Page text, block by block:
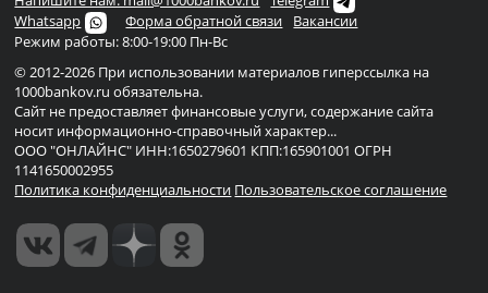
Whatsapp
Форма обратной связи
Вакансии
Режим работы: 8:00-19:00 Пн-Вс
© 2012-2026 При использовании материалов гиперссылка на
1000bankov.ru обязательна.
Сайт не предоставляет финансовые услуги, содержание сайта
носит информационно-справочный характер...
ООО "ОНЛАЙНС" ИНН:1650279601 КПП:165901001 ОГРН
1141650002955
Политика конфиденциальности Пользовательское соглашение